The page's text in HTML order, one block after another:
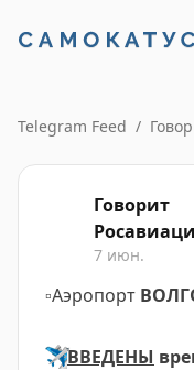
Telegram Feed /
Говорит
7 июн.
▫️Аэропорт
✈️ВВЕДЕНЫ